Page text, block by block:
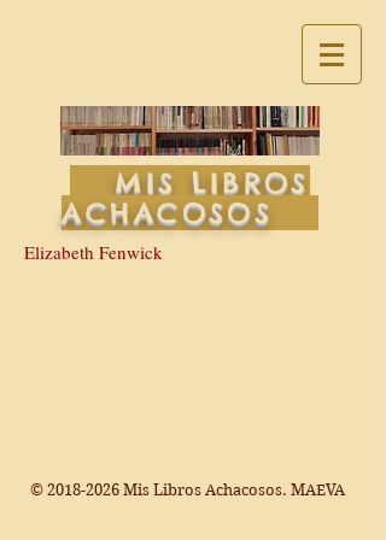
MIS LIBROS
ACHACOSOS
Elizabeth Fenwick
© 2018-2026 Mis Libros Achacosos. MAEVA